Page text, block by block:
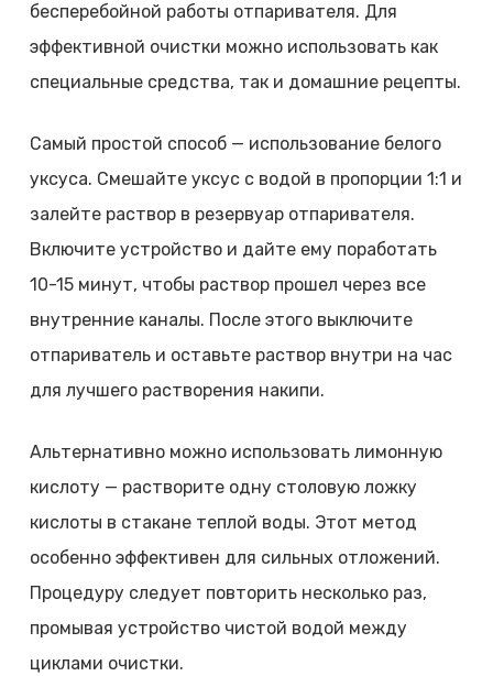
бесперебойной работы отпаривателя. Для
эффективной очистки можно использовать как
специальные средства, так и домашние рецепты.
Самый простой способ — использование белого
уксуса. Смешайте уксус с водой в пропорции 1:1 и
залейте раствор в резервуар отпаривателя.
Включите устройство и дайте ему поработать
10-15 минут, чтобы раствор прошел через все
внутренние каналы. После этого выключите
отпариватель и оставьте раствор внутри на час
для лучшего растворения накипи.
Альтернативно можно использовать лимонную
кислоту — растворите одну столовую ложку
кислоты в стакане теплой воды. Этот метод
особенно эффективен для сильных отложений.
Процедуру следует повторить несколько раз,
промывая устройство чистой водой между
циклами очистки.